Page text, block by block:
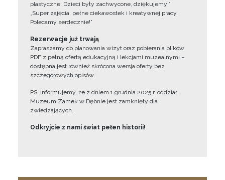
plastyczne. Dzieci były zachwycone, dziękujemy!”
„Super zajęcia, pełne ciekawostek i kreatywnej pracy.
Polecamy serdecznie!”
Rezerwacje już trwają
Zapraszamy do planowania wizyt oraz pobierania plików
PDF z pełną ofertą edukacyjną i lekcjami muzealnymi –
dostępna jest również skrócona wersja oferty bez
szczegółowych opisów.
PS. Informujemy, że z dniem 1 grudnia 2025 r. oddział
Muzeum Zamek w Dębnie jest zamknięty dla
zwiedzających.
Odkryjcie z nami świat pełen historii!